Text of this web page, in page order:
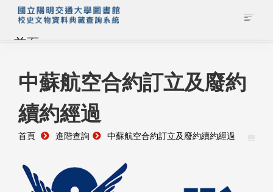
首頁
藏品查詢
校史館簡介
藏品清單全覽
資料調閱申請
中蘇航空合約訂立及廢約
續約經過
首頁 進階查詢 中蘇航空合約訂立及廢約續約經過